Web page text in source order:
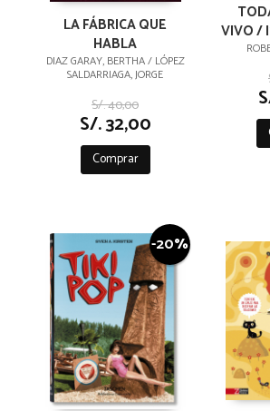
LA FÁBRICA QUE
HABLA
DIAZ GARAY, BERTHA / LÓPEZ
SALDARRIAGA, JORGE
S/. 40,00
S/. 32,00
Comprar
VIVO /
-20%